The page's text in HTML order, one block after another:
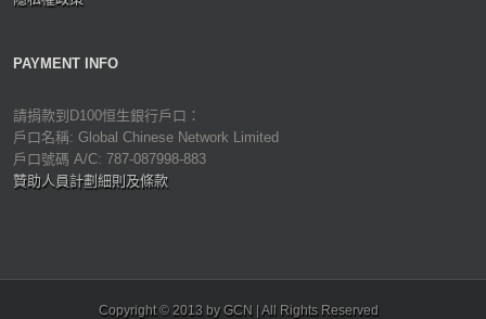
PAYMENT INFO
請捐款到D100恒生銀行戶口：
戶口名稱: Global Chinese Network Limited
戶口號碼 A/C: 787-087998-883
贊助人員計劃細則及條款
Copyright © 2013 by GCN | All Rights Reserved